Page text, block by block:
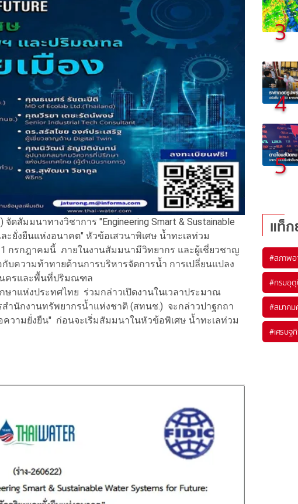
สัมมนาทางวิชาการ "Engineering Smart & Sustainable
ะยั่งยืนแห่งอนาคต" หัวข้อเสวนาพิเศษ น้ำทะเลท่วม
กรกฎาคมนี้ ภายในงานสัมมนามีวิทยากร และผู้เชี่ยวชาญ
บความท้าทายด้านการบริหารจัดการน้ำ การเปลี่ยนแปลง
นครและพื้นที่ปริมณฑล
ห่งประทศไทย ร่วมกล่าวเปิดงานในเวลาประมาณ
ำนักงานทรัพยากรน้ำแห่งชาติ (สทนช.) จะกล่าวปาฐกถา
ความยั่งยืน" ก่อนจะเริ่มสัมมนาในหัวข้อพิเศษ น้ำทะเลท่วม
3
4
5
แท็
#สภาพอ
#กรมอุ
#สมาคม
#เศรษฐ